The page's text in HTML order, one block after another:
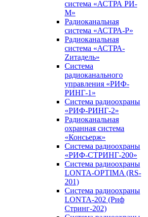
система «АСТРА РИ-
М»
Радиоканальная
система «АСТРА-Р»
Радиоканальная
система «АСТРА-
Zитадель»
Система
радиоканального
управления «РИФ-
РИНГ-1»
Система радиоохраны
«РИФ-РИНГ-2»
Радиоканальная
охранная система
«Консьерж»
Система радиоохраны
«РИФ-СТРИНГ-200»
Система радиоохраны
LONTA-OPTIMA (RS-
201)
Система радиоохраны
LONTA-202 (Риф
Стринг-202)